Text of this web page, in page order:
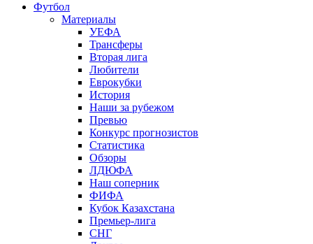
Футбол
Материалы
УЕФА
Трансферы
Вторая лига
Любители
Еврокубки
История
Наши за рубежом
Превью
Конкурс прогнозистов
Статистика
Обзоры
ЛДЮФА
Наш соперник
ФИФА
Кубок Казахстана
Премьер-лига
СНГ